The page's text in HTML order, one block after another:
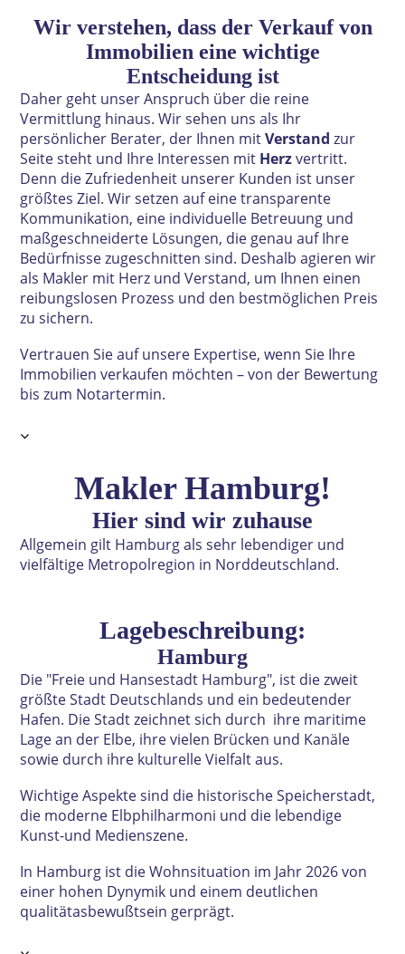
Wir verstehen, dass der Verkauf von
Immobilien eine wichtige
Entscheidung ist
Daher geht unser Anspruch über die reine
Vermittlung hinaus. Wir sehen uns als Ihr
persönlicher Berater, der Ihnen mitVerstand zur
Seite steht und Ihre Interessen mit Herzvertritt.
Denn die Zufriedenheit unserer Kunden ist unser
größtes Ziel. Wir setzen auf eine transparente
Kommunikation, eine individuelle Betreuung und
maßgeschneiderte Lösungen, die genau auf Ihre
Bedürfnisse zugeschnitten sind. Deshalb agieren wir
als Makler mit Herz und Verstand, um Ihnen einen
reibungslosen Prozess und den bestmöglichen Preis
zu sichern.
Vertrauen Sie auf unsere Expertise, wenn Sie Ihre
Immobilien verkaufen möchten – von der Bewertung
bis zum Notartermin.
Makler Hamburg!
Hier sind wir zuhause
Allgemein gilt Hamburg als sehr lebendiger und
vielfältige Metropolregion in Norddeutschland.
Lagebeschreibung:
Hamburg
Die "Freie und Hansestadt Hamburg", ist die zweit
größte Stadt Deutschlands und ein bedeutender
Hafen. Die Stadt zeichnet sich durch ihre maritime
Lage an der Elbe, ihre vielen Brücken und Kanäle
sowie durch ihre kulturelle Vielfalt aus.
Wichtige Aspekte sind die historische Speicherstadt,
die moderne Elbphilharmoni und die lebendige
Kunst-und Medienszene.
In Hamburg ist die Wohnsituation im Jahr 2026 von
einer hohen Dynymik und einem deutlichen
qualitätasbewußtsein gerprägt.